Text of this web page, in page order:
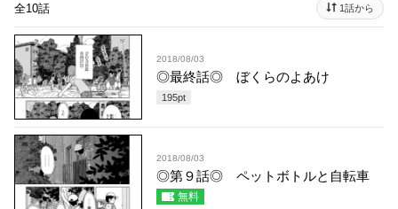
全10話 1話から
2018/08/03
◎最終話◎ ぼくらのよあけ
195pt
2018/08/03
◎第９話◎ ペットボトルと自転車
無料